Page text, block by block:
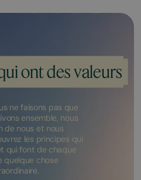
ont des valeurs
ne faisons pas que
ensemble, nous
de nous et nous
les principes qui
qui font de chaque
quelque chose